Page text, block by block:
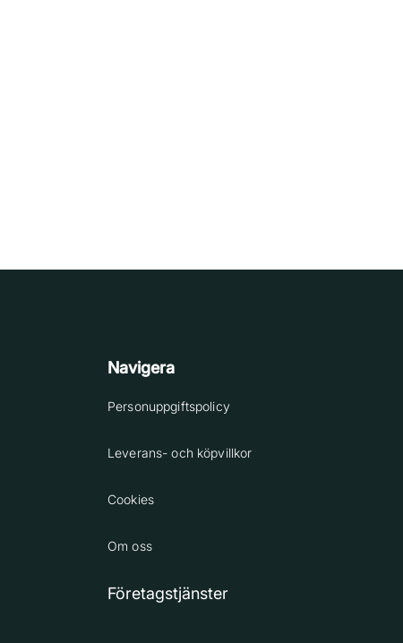
Navigera
Personuppgiftspolicy
Leverans- och köpvillkor
Cookies
Om oss
Företagstjänster